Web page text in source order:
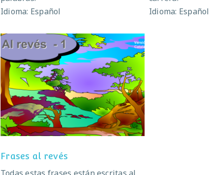
Idioma: Español
Idioma: Español
Frases al revés
Frases al revés